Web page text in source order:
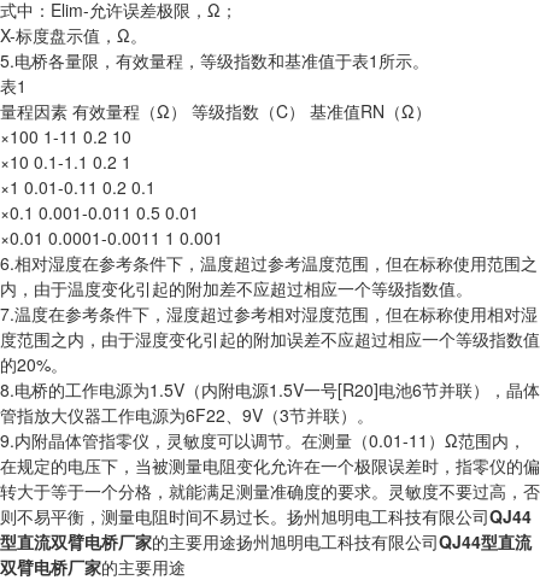
式中：Elim-允许误差极限，Ω；
X-标度盘示值，Ω。
5.电桥各量限，有效量程，等级指数和基准值于表1所示。
表1
量程因素 有效量程（Ω） 等级指数（C） 基准值RN（Ω）
×100 1-11 0.2 10
×10 0.1-1.1 0.2 1
×1 0.01-0.11 0.2 0.1
×0.1 0.001-0.011 0.5 0.01
×0.01 0.0001-0.0011 1 0.001
6.相对湿度在参考条件下，温度超过参考温度范围，但在标称使用范围之
内，由于温度变化引起的附加差不应超过相应一个等级指数值。
7.温度在参考条件下，湿度超过参考相对湿度范围，但在标称使用相对湿
度范围之内，由于湿度变化引起的附加误差不应超过相应一个等级指数值
的20%。
8.电桥的工作电源为1.5V（内附电源1.5V一号[R20]电池6节并联），晶体
管指放大仪器工作电源为6F22、9V（3节并联）。
9.内附晶体管指零仪，灵敏度可以调节。在测量（0.01-11）Ω范围内，
在规定的电压下，当被测量电阻变化允许在一个极限误差时，指零仪的偏
转大于等于一个分格，就能满足测量准确度的要求。灵敏度不要过高，否
则不易平衡，测量电阻时间不易过长。扬州旭明电工科技有限公司QJ44
型直流双臂电桥厂家的主要用途扬州旭明电工科技有限公司QJ44型直流
双臂电桥厂家的主要用途